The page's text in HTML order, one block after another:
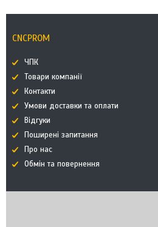
CNCPROM
ЧПК
Товари компанії
Контакти
Умови доставки та оплати
Відгуки
Поширені запитання
Про нас
Обмін та повернення